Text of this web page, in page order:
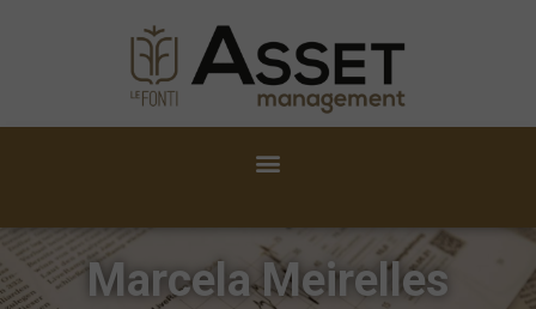
Marcela Meirelles